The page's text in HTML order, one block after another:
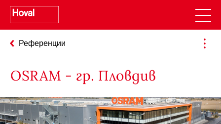
Референции
OSRAM - гр. Пловдив